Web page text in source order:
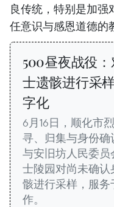
良传统，特别是加
任意识与感恩道德的
500昼夜战役：
士遗骸进行采
字化
6月16日，顺化市
寻、归集与身份确
与安旧坊人民委员
士陵园对尚未确
骸进行采样，服务
作。